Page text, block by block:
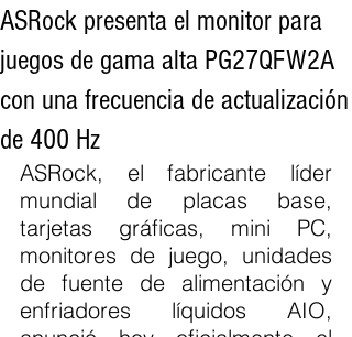
ASRock presenta el monitor para
juegos de gama alta PG27QFW2A
con una frecuencia de actualización
de 400 Hz
ASRock, el fabricante líder
mundial de placas base,
tarjetas gráficas, mini PC,
monitores de juego, unidades
de fuente de alimentación y
enfriadores líquidos AIO,